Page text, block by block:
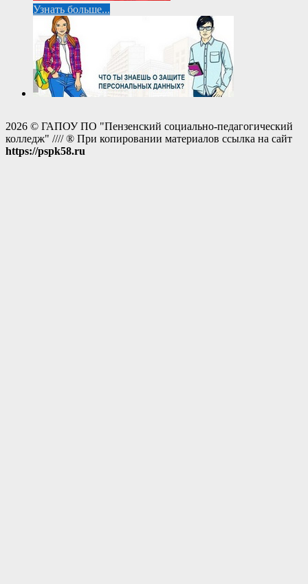
Узнать больше...
2026 © ГАПОУ ПО "Пензенский социально-педагогический
колледж" //// ® При копировании материалов ссылка на сайт
https://pspk58.ru